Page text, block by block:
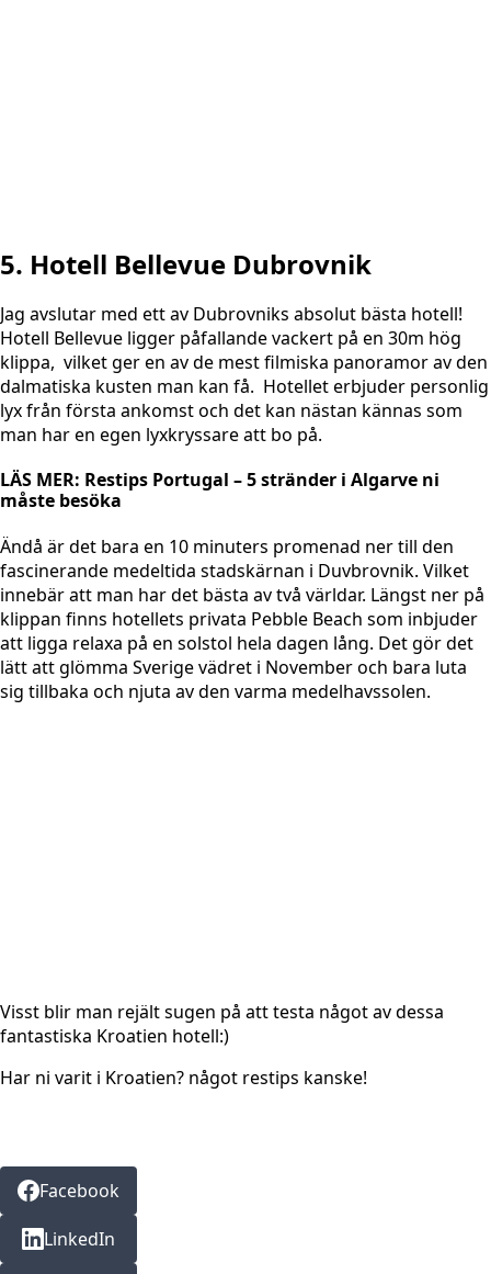
5. Hotell Bellevue Dubrovnik
Jag avslutar med ett av Dubrovniks absolut bästa hotell!
Hotell Bellevue ligger påfallande vackert på en 30m hög
klippa, vilket ger en av de mest filmiska panoramor av den
dalmatiska kusten man kan få. Hotellet erbjuder personlig
lyx från första ankomst och det kan nästan kännas som
man har en egen lyxkryssare att bo på.
LÄS MER: Restips Portugal – 5 stränder i Algarve ni
måste besöka
Ändå är det bara en 10 minuters promenad ner till den
fascinerande medeltida stadskärnan i Duvbrovnik. Vilket
innebär att man har det bästa av två världar. Längst ner på
klippan finns hotellets privata Pebble Beach som inbjuder
att ligga relaxa på en solstol hela dagen lång. Det gör det
lätt att glömma Sverige vädret i November och bara luta
sig tillbaka och njuta av den varma medelhavssolen.
Visst blir man rejält sugen på att testa något av dessa
fantastiska Kroatien hotell:)
Har ni varit i Kroatien? något restips kanske!
Facebook
LinkedIn